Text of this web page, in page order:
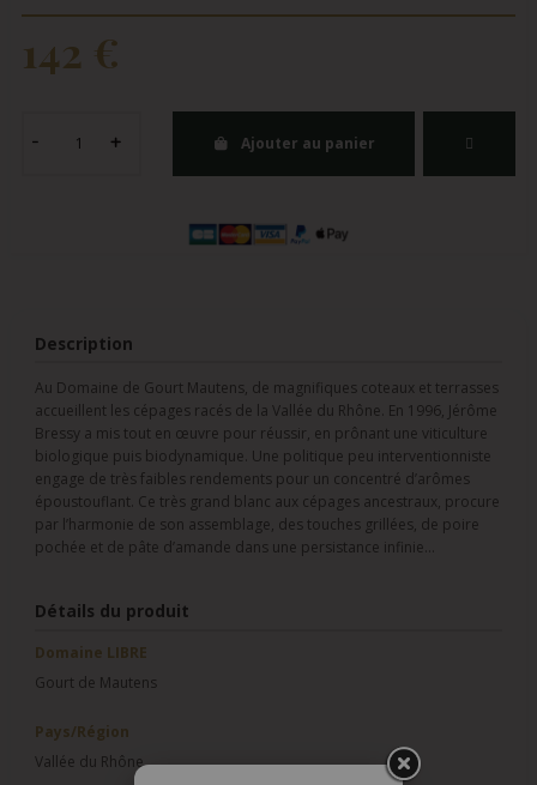
142 €
Ajouter au panier
Description
Au Domaine de Gourt Mautens, de magnifiques coteaux et terrasses
accueillent les cépages racés de la Vallée du Rhône. En 1996, Jérôme
Bressy a mis tout en œuvre pour réussir, en prônant une viticulture
biologique puis biodynamique. Une politique peu interventionniste
engage de très faibles rendements pour un concentré d’arômes
époustouflant. Ce très grand blanc aux cépages ancestraux, procure
par l’harmonie de son assemblage, des touches grillées, de poire
pochée et de pâte d’amande dans une persistance infinie…
Détails du produit
Domaine LIBRE
Gourt de Mautens
Pays/Région
Vallée du Rhône